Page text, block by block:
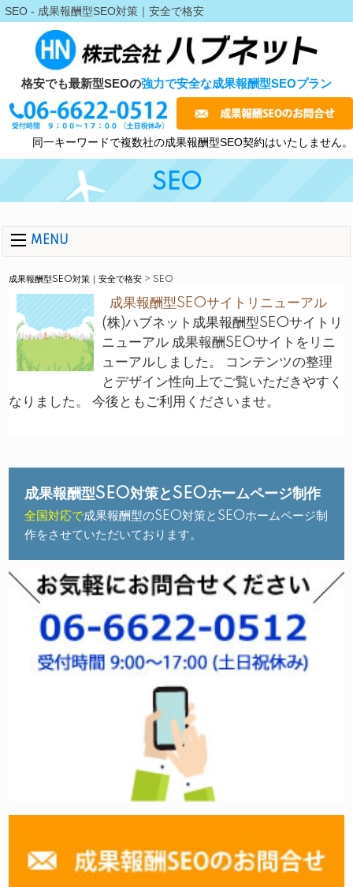
SEO - 成果報酬型SEO対策｜安全で格安
格安でも最新型SEOの強力で安全な成果報酬型SEOプラン
同一キーワードで複数社の成果報酬型SEO契約はいたしません。
SEO
MENU
成果報酬型SEO対策｜安全で格安 >SEO
成果報酬型SEOサイトリニューアル
(株)ハブネット成果報酬型SEOサイトリ
ニューアル 成果報酬SEOサイトをリニ
ューアルしました。 コンテンツの整理
とデザイン性向上でご覧いただきやすく
なりました。 今後ともご利用くださいませ。
成果報酬型SEO対策とSEOホームページ制作
全国対応で成果報酬型のSEO対策とSEOホームページ制
作をさせていただいております。